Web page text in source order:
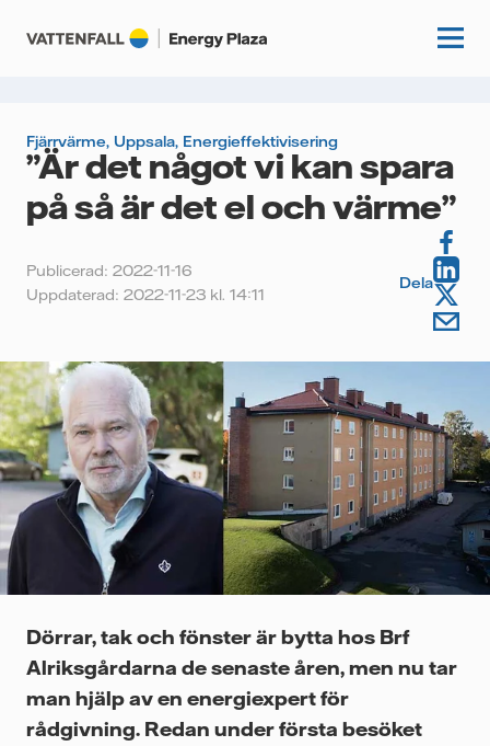
Start
Kunskapshubb
Fördjupning
Artiklar
Krönikor
Kundcase
Videor
Podcasts
Om oss
Vattenfall.se
Fjärrvärme, Uppsala, Energieffektivisering
”Är det något vi kan spara
på så är det el och värme”
Publicerad: 2022-11-16
Uppdaterad: 2022-11-23 kl. 14:11
Dela
Dörrar, tak och fönster är bytta hos Brf
Alriksgårdarna de senaste åren, men nu tar
man hjälp av en energiexpert för
rådgivning. Redan under första besöket